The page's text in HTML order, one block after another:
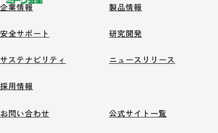
企業情報 製品情報
安全サポート 研究開発
サステナビリティ ニュースリリース
採用情報
お問い合わせ 公式サイト一覧